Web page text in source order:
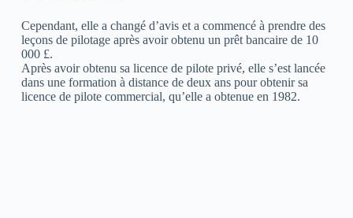
Cependant, elle a changé d’avis et a commencé à prendre des
leçons de pilotage après avoir obtenu un prêt bancaire de 10
000 £.
Après avoir obtenu sa licence de pilote privé, elle s’est lancée
dans une formation à distance de deux ans pour obtenir sa
licence de pilote commercial, qu’elle a obtenue en 1982.